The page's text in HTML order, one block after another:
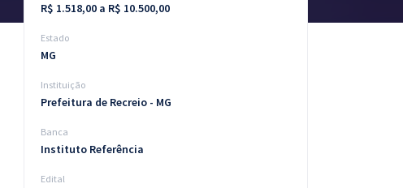
R$ 1.518,00 a R$ 10.500,00
Estado
MG
Instituição
Prefeitura de Recreio - MG
Banca
Instituto Referência
Edital